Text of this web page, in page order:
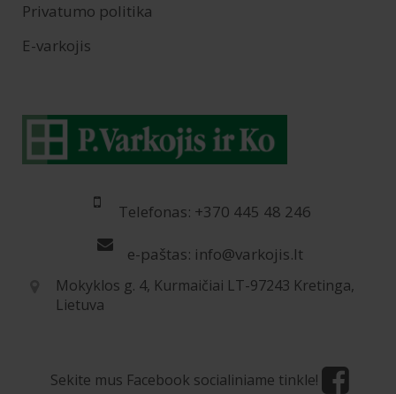
Privatumo politika
E-varkojis
Telefonas: +370 445 48 246
e-paštas: info@varkojis.lt
Mokyklos g. 4, Kurmaičiai LT-97243 Kretinga,
Lietuva
Sekite mus Facebook socialiniame tinkle!